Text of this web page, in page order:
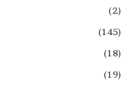
(2)
(145)
(18)
(19)